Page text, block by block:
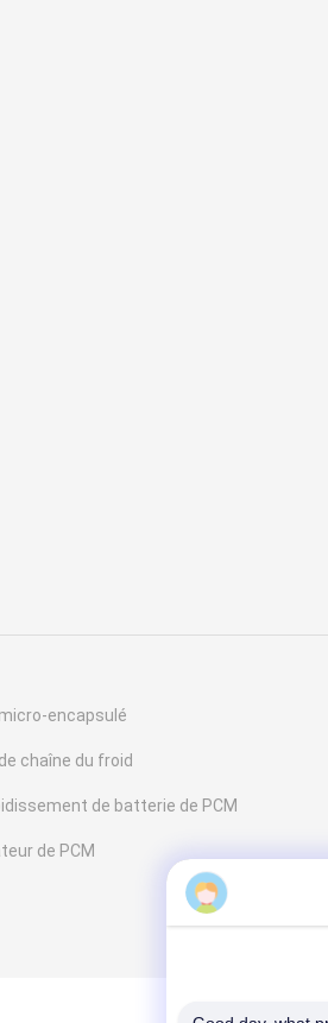
encapsulé
chaîne du froid
de batterie de PCM
de PCM